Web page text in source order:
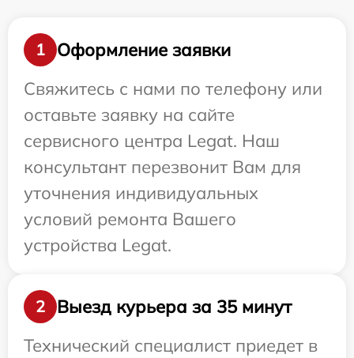
1
Оформление заявки
Свяжитесь с нами по телефону или
оставьте заявку на сайте
сервисного центра Legat. Наш
консультант перезвонит Вам для
уточнения индивидуальных
условий ремонта Вашего
устройства Legat.
2
Выезд курьера за 35 минут
Технический специалист приедет в